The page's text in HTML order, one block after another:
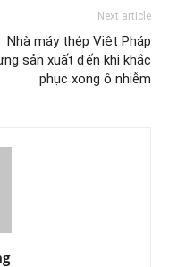
Next article
Nhà máy thép Việt Pháp
sản xuất đến khi khắc
phục xong ô nhiễm